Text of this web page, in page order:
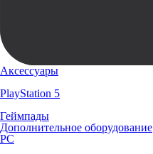
Аксессуары
PlayStation 5
Геймпады
Дополнительное оборудование
PC